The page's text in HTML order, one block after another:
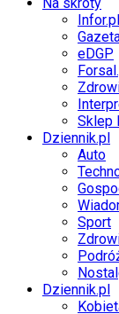
Infor.pl
eDGP
Sklep
Dziennik.pl
Auto
Sport
Dziennik.pl